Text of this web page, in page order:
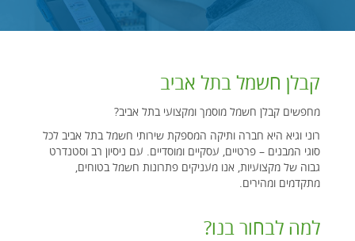
קבלן חשמל בתל אביב
מחפשים קבלן חשמל מוסמך ומקצועי בתל אביב?
רוני וגיא היא חברה ותיקה המספקת שירותי חשמל בתל אביב לכל
סוגי המבנים – פרטיים, עסקיים ומוסדיים. עם ניסיון רב וסטנדרט
גבוה של מקצועיות, אנו מעניקים פתרונות חשמל בטוחים,
מתקדמים ומהירים.
למה לבחור בנו?